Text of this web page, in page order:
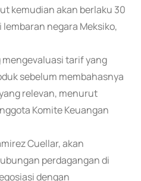
kemudian akan berlaku 30
negara Meksiko,
tarif yang
sebelum membahasnya
relevan, menurut
Komite Keuangan
Cuellar, akan
perdagangan di
dengan